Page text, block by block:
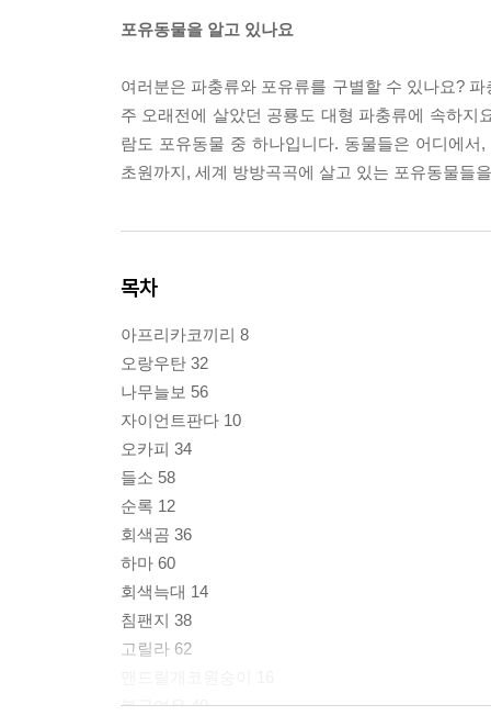
포유동물을 알고 있나요
여러분은 파충류와 포유류를 구별할 수 있나요?
주 오래전에 살았던 공룡도 대형 파충류에 속하지
람도 포유동물 중 하나입니다. 동물들은 어디에
초원까지, 세계 방방곡곡에 살고 있는 포유동물들
목차
아프리카코끼리 8
오랑우탄 32
나무늘보 56
자이언트판다 10
오카피 34
들소 58
순록 12
회색곰 36
하마 60
회색늑대 14
침팬지 38
고릴라 62
북극여우 40